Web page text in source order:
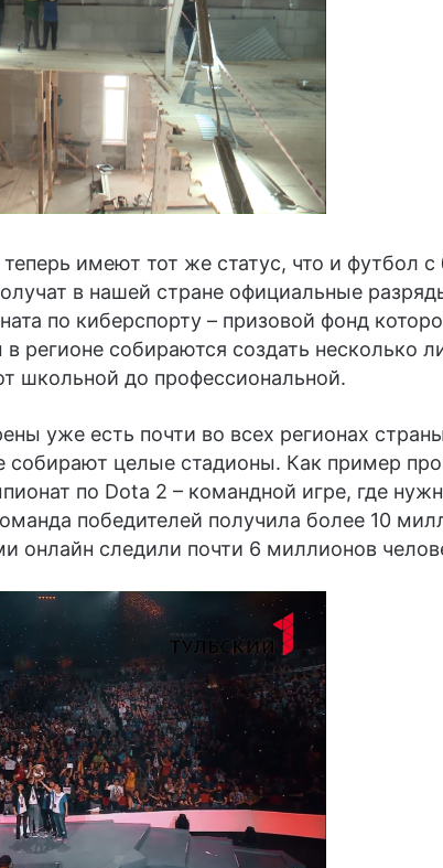
имеют тот же статус, что и футбол
в нашей стране официальные
по киберспорту – призовой фонд
регионе собираются создать несколько
школьной до профессиональной.
уже есть почти во всех регионах
собирают целые стадионы. Как пример
по Dota 2 – командной игре, где
победителей получила более 10
онлайн следили почти 6 миллионов